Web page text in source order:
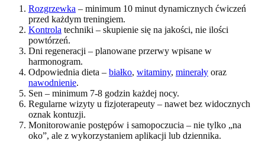
Rozgrzewka – minimum 10 minut dynamicznych ćwiczeń
przed każdym treningiem.
Kontrola techniki – skupienie się na jakości, nie ilości
powtórzeń.
Dni regeneracji – planowane przerwy wpisane w
harmonogram.
Odpowiednia dieta – białko, witaminy, minerały oraz
nawodnienie.
Sen – minimum 7-8 godzin każdej nocy.
Regularne wizyty u fizjoterapeuty – nawet bez widocznych
oznak kontuzji.
Monitorowanie postępów i samopoczucia – nie tylko „na
oko”, ale z wykorzystaniem aplikacji lub dziennika.